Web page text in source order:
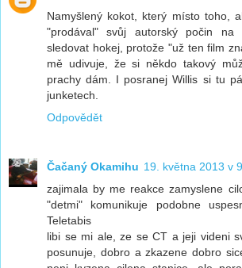
Namyšlený kokot, který místo toho,
"prodával" svůj autorský počin na
sledovat hokej, protože "už ten film
mě udivuje, že si někdo takový
prachy dám. I posranej Willis si tu
junketech.
Odpovědět
Čačaný Okamihu 19. května 2013 v
zajimala by me reakce zamyslene
"detmi" komunikuje podobne
Teletabis
libi se mi ale, ze se CT a jeji videni
posunuje, dobro a zkazene dobro